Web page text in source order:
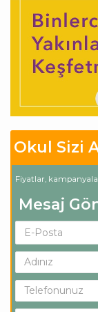
Okul Sizi
Fiyatlar,
Mesaj